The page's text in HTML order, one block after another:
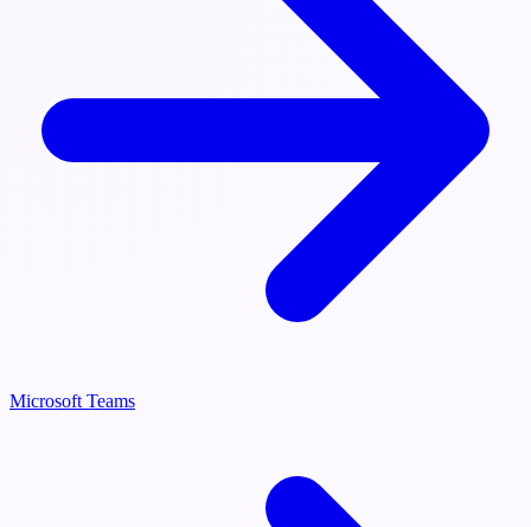
Microsoft Teams